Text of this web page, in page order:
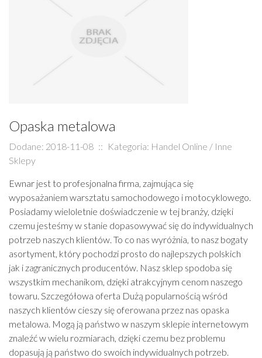
Opaska metalowa
Dodane: 2018-11-08 :: Kategoria: Handel Online / Inne
Sklepy
Ewnar jest to profesjonalna firma, zajmująca się
wyposażaniem warsztatu samochodowego i motocyklowego.
Posiadamy wieloletnie doświadczenie w tej branży, dzięki
czemu jesteśmy w stanie dopasowywać się do indywidualnych
potrzeb naszych klientów. To co nas wyróżnia, to nasz bogaty
asortyment, który pochodzi prosto do najlepszych polskich
jak i zagranicznych producentów. Nasz sklep spodoba się
wszystkim mechanikom, dzięki atrakcyjnym cenom naszego
towaru. Szczegółowa oferta Dużą popularnością wśród
naszych klientów cieszy się oferowana przez nas opaska
metalowa. Mogą ją państwo w naszym sklepie internetowym
znaleźć w wielu rozmiarach, dzięki czemu bez problemu
dopasują ją państwo do swoich indywidualnych potrzeb.